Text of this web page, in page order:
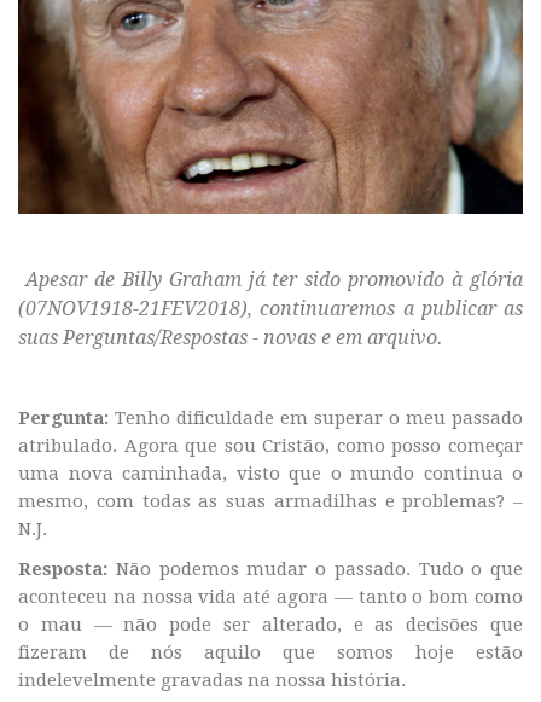
Apesar de Billy Graham já ter sido promovido à glória
(07NOV1918-21FEV2018), continuaremos a publicar as
suas Perguntas/Respostas - novas e em arquivo.
Pergunta: Tenho dificuldade em superar o meu passado
atribulado. Agora que sou Cristão, como posso começar
uma nova caminhada, visto que o mundo continua o
mesmo, com todas as suas armadilhas e problemas? –
N.J.
Resposta: Não podemos mudar o passado. Tudo o que
aconteceu na nossa vida até agora — tanto o bom como
o mau — não pode ser alterado, e as decisões que
fizeram de nós aquilo que somos hoje estão
indelevelmente gravadas na nossa história.